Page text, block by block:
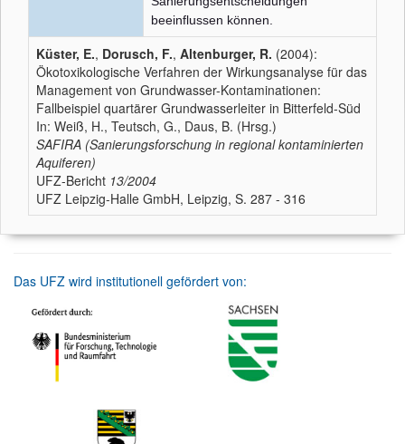
beeinflussen können.
Küster, E., Dorusch, F., Altenburger, R. (2004):
Ökotoxikologische Verfahren der Wirkungsanalyse für das
Management von Grundwasser-Kontaminationen:
Fallbeispiel quartärer Grundwasserleiter in Bitterfeld-Süd
In: Weiß, H., Teutsch, G., Daus, B. (Hrsg.)
SAFIRA (Sanierungsforschung in regional kontaminierten
Aquiferen)
UFZ-Bericht 13/2004
UFZ Leipzig-Halle GmbH, Leipzig, S. 287 - 316
Das UFZ wird institutionell gefördert von: